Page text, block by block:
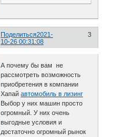
Поделиться 3
2021-
10-26 00:31:08
А почему бы вам не
рассмотреть возможность
приобретения в компании
Хапайавтомобиль в лизинг
Выбор у них машин просто
огромный. У них очень
выгодные условия и
достаточно огромный рынок